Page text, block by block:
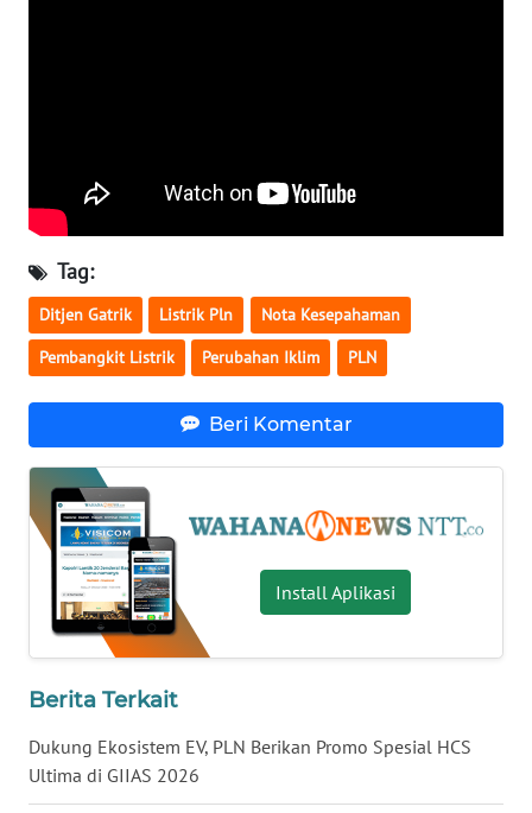
Tag:
Ditjen Gatrik Listrik Pln Nota Kesepahaman
Pembangkit Listrik Perubahan Iklim PLN
Beri Komentar
Install Aplikasi
Berita Terkait
Dukung Ekosistem EV, PLN Berikan Promo Spesial HCS
Ultima di GIIAS 2026
KALBAR
WN
KALTENG
WN
KALSEL
WN
KALTIM
WN
WN
GORONTALO